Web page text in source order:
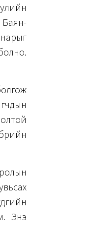
Баян-
Энэ